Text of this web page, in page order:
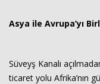
Asya ile Avrupa’yı
Süveyş Kanalı
ticaret yolu Afrika’nın